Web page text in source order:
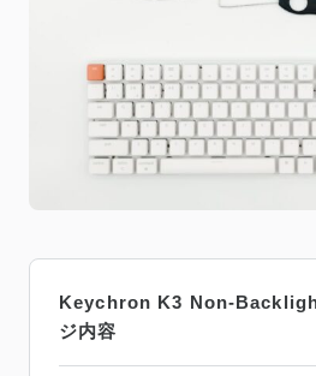
Keychron K3 Non-
ジ内容